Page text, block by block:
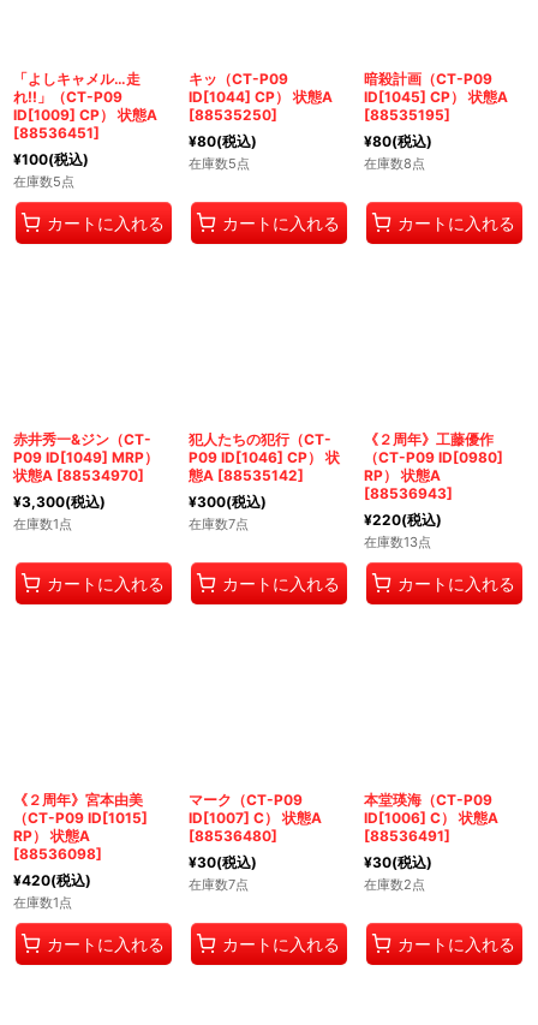
「よしキャメル…走
れ!!」（CT-P09
ID[1009] CP） 状態A
[88536451]
¥100(税込)
在庫数5点
カートに入れる
キッ（CT-P09
ID[1044] CP） 状態A
[88535250]
¥80(税込)
在庫数5点
カートに入れる
暗殺計画（CT-P09
ID[1045] CP） 状態A
[88535195]
¥80(税込)
在庫数8点
カートに入れる
赤井秀一&ジン（CT-
P09 ID[1049] MRP）
状態A [88534970]
¥3,300(税込)
在庫数1点
カートに入れる
犯人たちの犯行（CT-
P09 ID[1046] CP） 状
態A [88535142]
¥300(税込)
在庫数7点
カートに入れる
《２周年》工藤優作
（CT-P09 ID[0980]
RP） 状態A
[88536943]
¥220(税込)
在庫数13点
カートに入れる
《２周年》宮本由美
（CT-P09 ID[1015]
RP） 状態A
[88536098]
¥420(税込)
在庫数1点
カートに入れる
マーク（CT-P09
ID[1007] C） 状態A
[88536480]
¥30(税込)
在庫数7点
カートに入れる
本堂瑛海（CT-P09
ID[1006] C） 状態A
[88536491]
¥30(税込)
在庫数2点
カートに入れる